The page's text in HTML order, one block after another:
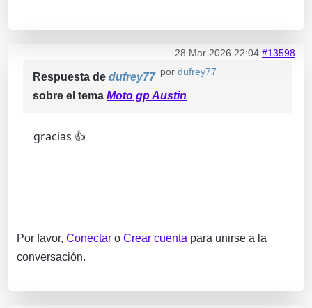
28 Mar 2026 22:04 #13598
por dufrey77
Respuesta de dufrey77
sobre el tema Moto gp Austin
gracias 👍
Por favor, Conectar o Crear cuenta para unirse a la
conversación.